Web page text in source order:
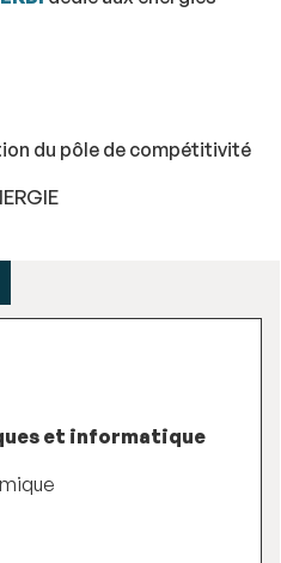
du pôle de compétitivité
et informatique